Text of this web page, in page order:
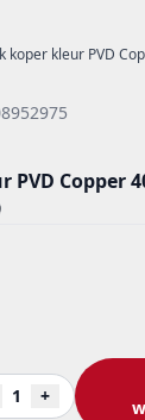
Copper 40x40
Copper
1 +